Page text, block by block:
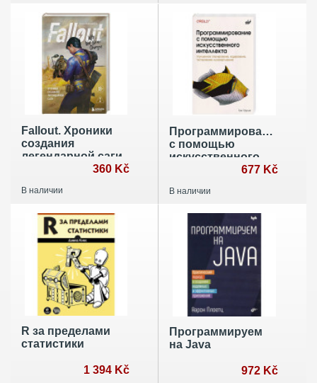
Fallout. Хроники
создания
легендарной саги
360 Kč
В наличии
Программирование
с помощью
искусственного
677 Kč
В наличии
R за пределами
статистики
1 394 Kč
Программируем
на Java
972 Kč